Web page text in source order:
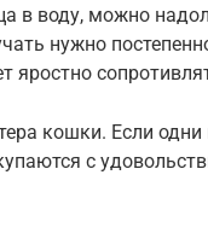
в воду, можно
нужно
яростно
кошки. Если
с